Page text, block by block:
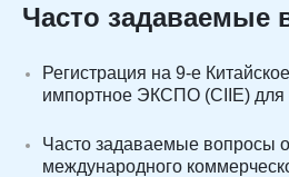
Часто задаваемые
Регистрация на 9-е
импортное ЭКСПО (CIIE) для
Часто задаваемые вопросы
международного